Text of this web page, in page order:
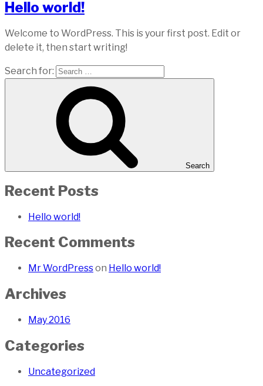
Hello world!
Welcome to WordPress. This is your first post. Edit or
delete it, then start writing!
Search for:
Search
Recent Posts
Hello world!
Recent Comments
Mr WordPresson Hello world!
Archives
May 2016
Categories
Uncategorized